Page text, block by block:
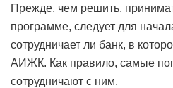
Прежде, чем решить,
программе, следует для
сотрудничает ли банк, в
АИЖК. Как правило, самые
сотрудничают с ним.